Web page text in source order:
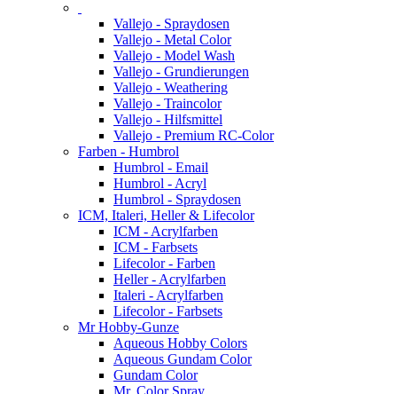
Vallejo - Spraydosen
Vallejo - Metal Color
Vallejo - Model Wash
Vallejo - Grundierungen
Vallejo - Weathering
Vallejo - Traincolor
Vallejo - Hilfsmittel
Vallejo - Premium RC-Color
Farben - Humbrol
Humbrol - Email
Humbrol - Acryl
Humbrol - Spraydosen
ICM, Italeri, Heller & Lifecolor
ICM - Acrylfarben
ICM - Farbsets
Lifecolor - Farben
Heller - Acrylfarben
Italeri - Acrylfarben
Lifecolor - Farbsets
Mr Hobby-Gunze
Aqueous Hobby Colors
Aqueous Gundam Color
Gundam Color
Mr. Color Spray